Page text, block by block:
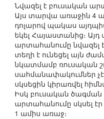
Նվազել է բուսական
Այս տարվա առաջին 4
դոլարով պակաս
եկել Հայաստանից։
արտահանումը նվազել
տեղի է ունեցել այն
նկատմամբ ռուսական
սահմանափակումներ
սկսեցին կիրառվել
Իսկ բուսական
արտահանումը սկսել
1 ամիս առաջ։